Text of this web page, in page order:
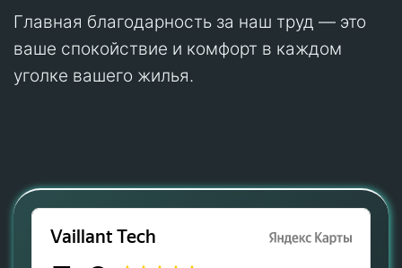
Главная благодарность за наш труд — это
ваше спокойствие и комфорт в каждом
уголке вашего жилья.